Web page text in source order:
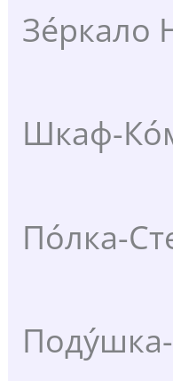
Зе́ркало
Шкаф-
По́лка-